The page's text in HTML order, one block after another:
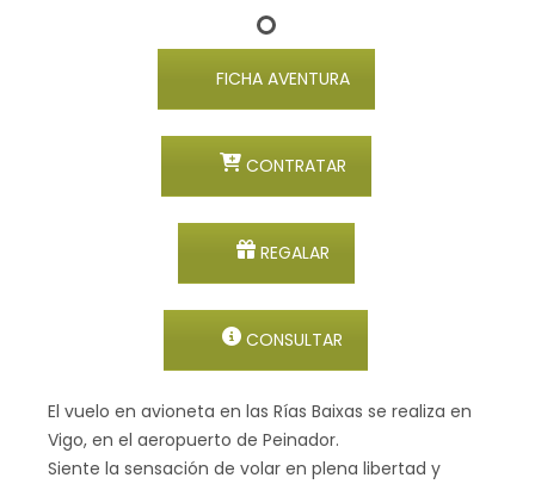
FICHA AVENTURA
CONTRATAR
REGALAR
CONSULTAR
El vuelo en avioneta en las Rías Baixas se realiza en
Vigo, en el aeropuerto de Peinador.
Siente la sensación de volar en plena libertad y